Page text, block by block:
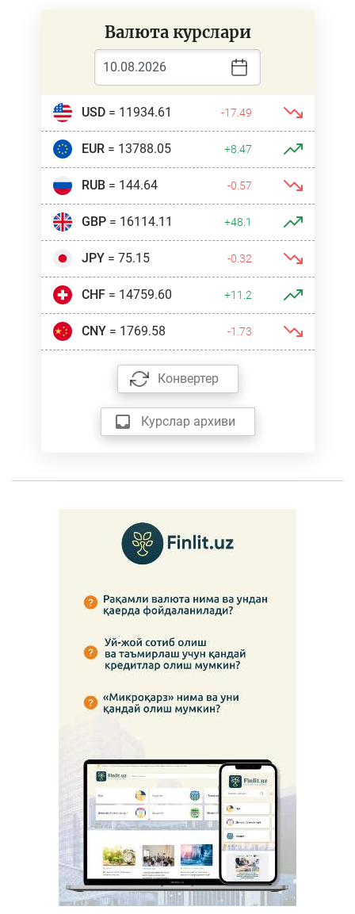
Валюта курслари
USD= 11934.61 -17.49
EUR= 13788.05 +8.47
RUB= 144.64 -0.57
GBP= 16114.11 +48.1
JPY= 75.15 -0.32
CHF= 14759.60 +11.2
CNY= 1769.58 -1.73
Конвертер
Курслар архиви